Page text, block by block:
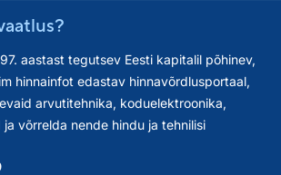
aastast tegutsev Eesti kapitalil põhinev,
hinnainfot edastav hinnavõrdlusportaal,
arvutitehnika, koduelektroonika,
võrrelda nende hindu ja tehnilisi